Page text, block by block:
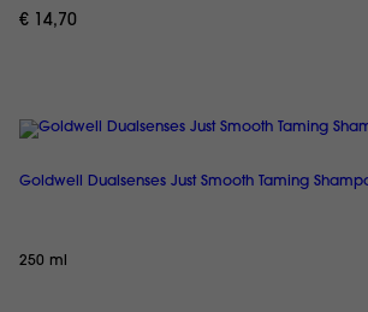
€ 14,70
Goldwell Dualsenses Just Smooth Taming
250 ml